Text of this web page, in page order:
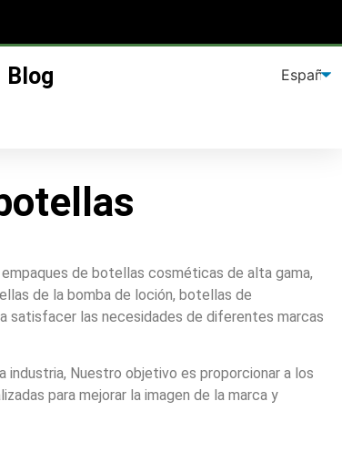
Blog
de botellas cosméticas de alta gama,
de la bomba de loción, botellas de
satisfacer las necesidades de diferentes marcas
Nuestro objetivo es proporcionar a los
para mejorar la imagen de la marca y